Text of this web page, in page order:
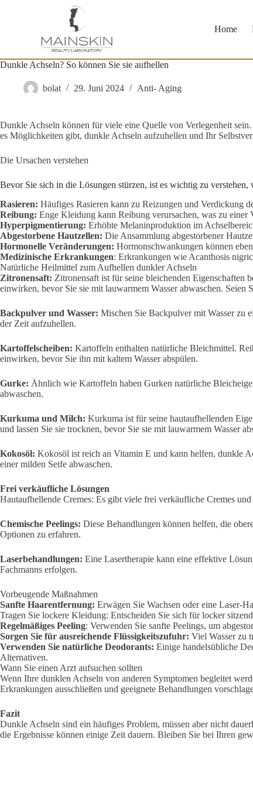
Home
Dunkle Achseln? So können Sie sie aufhellen
bolat 29. Juni 2024 Anti- Aging
Dunkle Achseln können für viele eine Quelle von Verlegenheit
es Möglichkeiten gibt, dunkle Achseln aufzuhellen und Ihr
Die Ursachen verstehen
Bevor Sie sich in die Lösungen stürzen, ist es wichtig zu
Rasieren: Häufiges Rasieren kann zu Reizungen und Verdickung
Reibung: Enge Kleidung kann Reibung verursachen, was zu einer
Hyperpigmentierung: Erhöhte Melaninproduktion im
Abgestorbene Hautzellen: Die Ansammlung abgestorbener
Hormonelle Veränderungen: Hormonschwankungen können
Medizinische Erkrankungen: Erkrankungen wie Acanthosis
Natürliche Heilmittel zum Aufhellen dunkler Achseln
Zitronensaft: Zitronensaft ist für seine bleichenden Eigenschaften
einwirken, bevor Sie sie mit lauwarmem Wasser abwaschen.
Backpulver und Wasser: Mischen Sie Backpulver mit Wasser zu
der Zeit aufzuhellen.
Kartoffelscheiben: Kartoffeln enthalten natürliche Bleichmittel.
einwirken, bevor Sie ihn mit kaltem Wasser abspülen.
Gurke: Ähnlich wie Kartoffeln haben Gurken natürliche
abwaschen.
Kurkuma und Milch: Kurkuma ist für seine hautaufhellenden
und lassen Sie sie trocknen, bevor Sie sie mit lauwarmem Wasser
Kokosöl: Kokosöl ist reich an Vitamin E und kann helfen, dunkle
einer milden Seife abwaschen.
Frei verkäufliche Lösungen
Hautaufhellende Cremes: Es gibt viele frei verkäufliche Cremes
Chemische Peelings: Diese Behandlungen können helfen, die
Optionen zu erfahren.
Laserbehandlungen: Eine Lasertherapie kann eine effektive
Fachmanns erfolgen.
Vorbeugende Maßnahmen
Sanfte Haarentfernung: Erwägen Sie Wachsen oder eine Laser-
Tragen Sie lockere Kleidung: Entscheiden Sie sich für locker
Regelmäßiges Peeling: Verwenden Sie sanfte Peelings, um
Sorgen Sie für ausreichende Flüssigkeitszufuhr: Viel Wasser zu
Verwenden Sie natürliche Deodorants: Einige handelsübliche
Alternativen.
Wann Sie einen Arzt aufsuchen sollten
Wenn Ihre dunklen Achseln von anderen Symptomen begleitet
Erkrankungen ausschließen und geeignete Behandlungen
Fazit
Dunkle Achseln sind ein häufiges Problem, müssen aber nicht
die Ergebnisse können einige Zeit dauern. Bleiben Sie bei Ihren